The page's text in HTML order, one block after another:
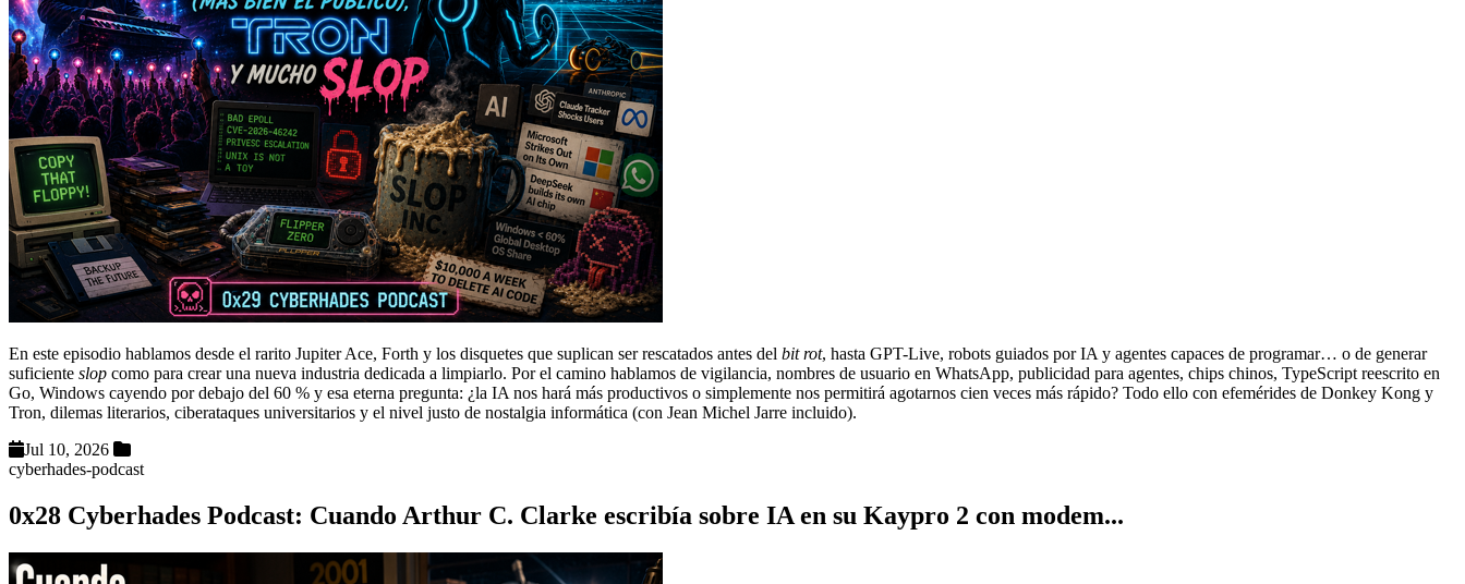
En este episodio hablamos desde el rarito Jupiter Ace, Forth y los disquetes que suplican ser rescatados antes del bit rot, hasta GPT-Live, robots guiados por IA y agentes capaces de programar… o de generar
suficiente slop como para crear una nueva industria dedicada a limpiarlo. Por el camino hablamos de vigilancia, nombres de usuario en WhatsApp, publicidad para agentes, chips chinos, TypeScript reescrito en
Go, Windows cayendo por debajo del 60 % y esa eterna pregunta: ¿la IA nos hará más productivos o simplemente nos permitirá agotarnos cien veces más rápido? Todo ello con efemérides de Donkey Kong y
Tron, dilemas literarios, ciberataques universitarios y el nivel justo de nostalgia informática (con Jean Michel Jarre incluido).
Jul 10, 2026
cyberhades-podcast
0x28 Cyberhades Podcast: Cuando Arthur C. Clarke escribía sobre IA en su Kaypro 2 con modem...